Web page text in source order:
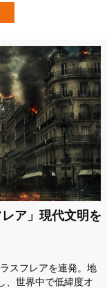
らです。 ただ温室効
ではありません。 オ
ア」現代文明を
スフレアを連発。地
、世界中で低緯度オ